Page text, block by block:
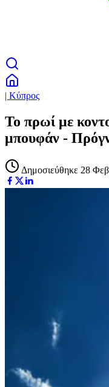
| Κύπρος
Το πρωί με
μπουφάν -
Δημοσιεύθηκε 28